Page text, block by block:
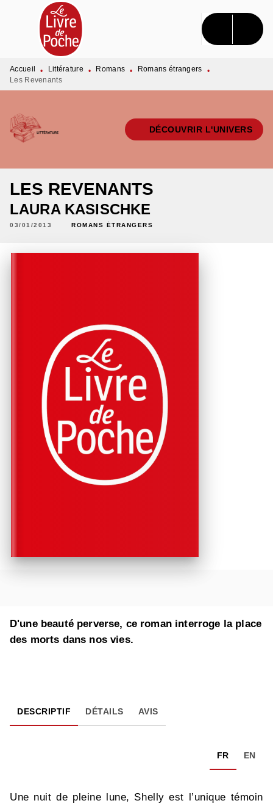
MENU RECHERCHE CONTENU
PIED DE PAGE
Accueil • Littérature • Romans • Romans étrangers
•
Les Revenants
DÉCOUVRIR L'UNIVERS
LES REVENANTS
LAURA KASISCHKE
03/01/2013 ROMANS ÉTRANGERS
D'une beauté perverse, ce roman interroge la place
des morts dans nos vies.
DESCRIPTIF DÉTAILS AVIS
FR EN
Une nuit de pleine lune, Shelly est l’unique témoin